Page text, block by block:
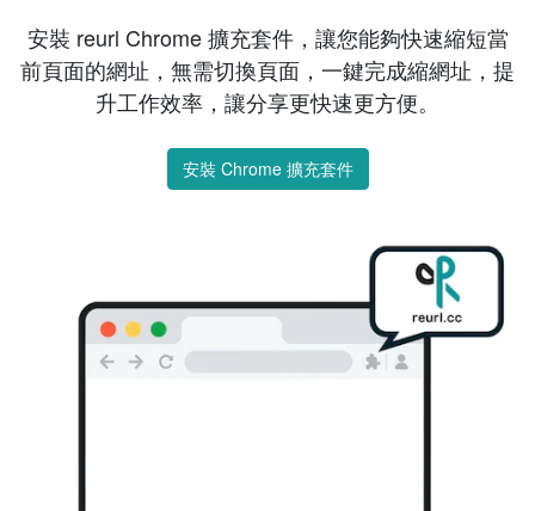
安裝 reurl Chrome 擴充套件，讓您能夠快速縮短當
前頁面的網址，無需切換頁面，一鍵完成縮網址，提
升工作效率，讓分享更快速更方便。
安裝 Chrome 擴充套件